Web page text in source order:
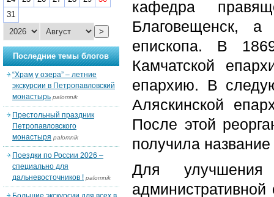
кафедра
Благовещенск,
епископа. В
Камчатской
епархию. В
Аляскинской
После этой
получила
Для улучшения
31
>
Последние темы блогов
“Храм у озера” – летние
экскурсии в Петропавловский
монастырь palomnik
Престольный праздник
Петропавловского
монастыря palomnik
Поездки по России 2026 –
специально для
дальневосточников ! palomnik